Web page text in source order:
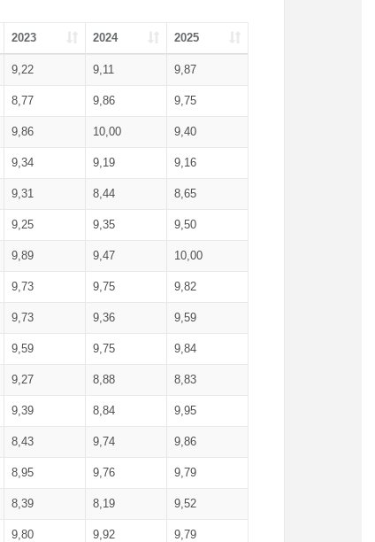
2023 2024 2025
9,22 9,11 9,87
8,77 9,86 9,75
9,86 10,00 9,40
9,34 9,19 9,16
9,31 8,44 8,65
9,25 9,35 9,50
9,89 9,47 10,00
9,73 9,75 9,82
9,73 9,36 9,59
9,59 9,75 9,84
9,27 8,88 8,83
9,39 8,84 9,95
8,43 9,74 9,86
8,95 9,76 9,79
8,39 8,19 9,52
9,80 9,92 9,79